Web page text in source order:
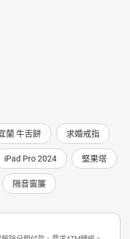
蘭 牛舌餅 求婚戒指
iPad Pro 2024 堅果塔
隔音窗簾